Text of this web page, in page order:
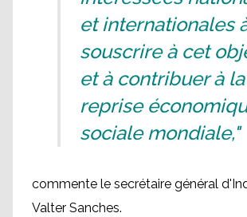
et internationales
souscrire à cet
et à contribuer à la
reprise
sociale mondiale,"
commente le secrétaire général
Valter Sanches.